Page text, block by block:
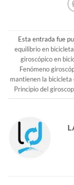
Esta entrada fue
equilibrio en
giroscópico en
Fenómeno
mantienen la bicicleta
Principio del